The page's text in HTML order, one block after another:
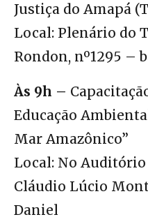
Justiça do Amapá
Local: Plenário do
Rondon, nº1295 –
Às 9h –
Educação
Mar Amazônico”
Local: No
Cláudio Lúcio
Daniel